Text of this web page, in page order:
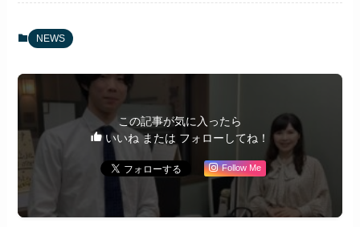
NEWS
この記事が気に入ったら
いいね または フォローしてね！
Follow Me